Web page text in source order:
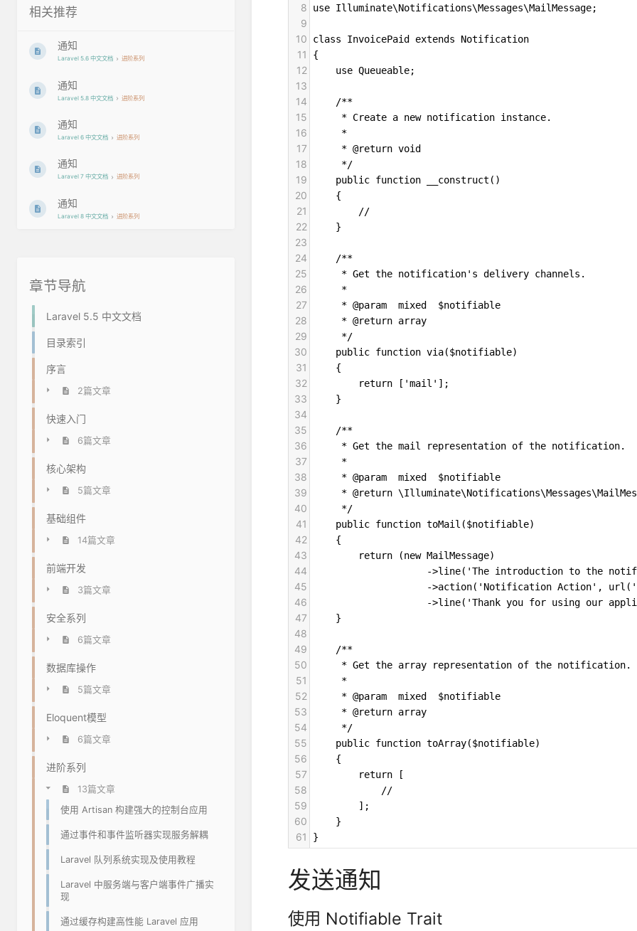
章节导航
Laravel 5.5 中文文档
目录索引
序言
2篇文章
快速入门
6篇文章
核心架构
5篇文章
基础组件
14篇文章
前端开发
3篇文章
安全系列
6篇文章
数据库操作
5篇文章
Eloquent模型
6篇文章
进阶系列
13篇文章
使用 Artisan 构建强大的控制台应用
通过事件和事件监听器实现服务解耦
Laravel 队列系统实现及使用教程
Laravel 中服务端与客户端事件广播实
现
通过缓存构建高性能 Laravel 应用
8 use Illuminate\Notifications\Messages\MailMessage;
9
10
class InvoicePaid extends Notification
11 {
12
    use Queueable;
13
14
    /**
15
     * Create a new notification instance.
16
     *
17
     * @return void
18
     */
19
    public function __construct()
20
    {
21
        //
22
    }
23
24
    /**
25
     * Get the notification's delivery channels.
26
     *
27
     * @param  mixed  $notifiable
28
     * @return array
29
     */
30
    public function via($notifiable)
31
    {
32
        return ['mail'];
33
    }
34
35
    /**
36
     * Get the mail representation of the notification.
37
     *
38
     * @param  mixed  $notifiable
39
* @return
40
     */
41
    public function toMail($notifiable)
42
    {
43
        return (new MailMessage)
44
->line('The introduction to the
45
->action('Notification Action',
46
->line('Thank you for using our
47
    }
48
49
    /**
50
     * Get the array representation of the notification.
51
     *
52
     * @param  mixed  $notifiable
53
     * @return array
54
     */
55
    public function toArray($notifiable)
56
    {
57
        return [
58
            //
59
        ];
60
    }
61 }
发送通知
使用 Notifiable Trait
相关推荐
通知
Laravel 5.6 中文文档 进阶系列
通知
Laravel 5.8 中文文档 进阶系列
通知
Laravel 6 中文文档 进阶系列
通知
Laravel 7 中文文档 进阶系列
通知
Laravel 8 中文文档 进阶系列